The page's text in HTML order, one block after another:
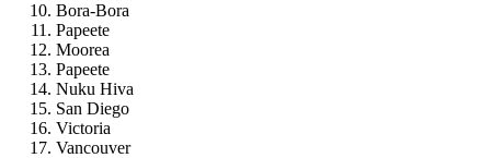
Bora-Bora
Papeete
Moorea
Papeete
Nuku Hiva
San Diego
Victoria
Vancouver